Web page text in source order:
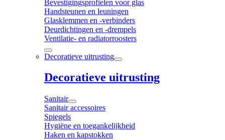
Bevestigingsprofielen voor glas
Handsteunen en leuningen
Glasklemmen en -verbinders
Deurdichtingen en -drempels
Ventilatie- en radiatorroosters
Decoratieve uitrusting
Decoratieve uitrusting
Sanitair
Sanitair accessoires
Spiegels
Hygiëne en toegankelijkheid
Haken en kapstokken